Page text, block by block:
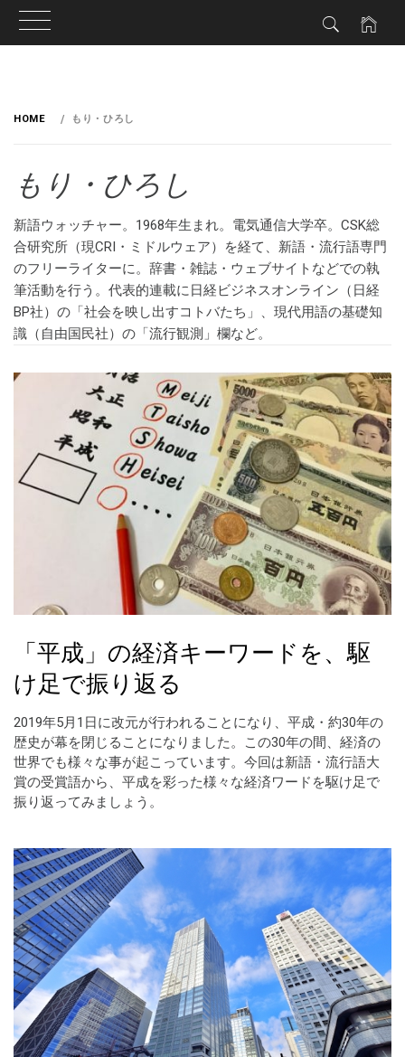
HOME もり・ひろし
もり・ひろし
新語ウォッチャー。1968年生まれ。電気通信大学卒。CSK総
合研究所（現CRI・ミドルウェア）を経て、新語・流行語専門
のフリーライターに。辞書・雑誌・ウェブサイトなどでの執
筆活動を行う。代表的連載に日経ビジネスオンライン（日経
BP社）の「社会を映し出すコトバたち」、現代用語の基礎知
識（自由国民社）の「流行観測」欄など。
「平成」の経済キーワードを、駆
け足で振り返る
2019年5月1日に改元が行われることになり、平成・約30年の
歴史が幕を閉じることになりました。この30年の間、経済の
世界でも様々な事が起こっています。今回は新語・流行語大
賞の受賞語から、平成を彩った様々な経済ワードを駆け足で
振り返ってみましょう。